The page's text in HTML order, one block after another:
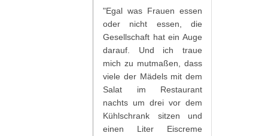
"Egal was Frauen essen
oder nicht essen, die
Gesellschaft hat ein Auge
darauf. Und ich traue
mich zu mutmaßen, dass
viele der Mädels mit dem
Salat im Restaurant
nachts um drei vor dem
Kühlschrank sitzen und
einen Liter Eiscreme